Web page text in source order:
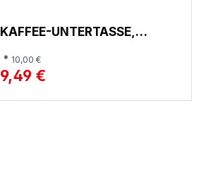
KAFFEE-UNTERTASSE,
* 10,00 €
9,49 €